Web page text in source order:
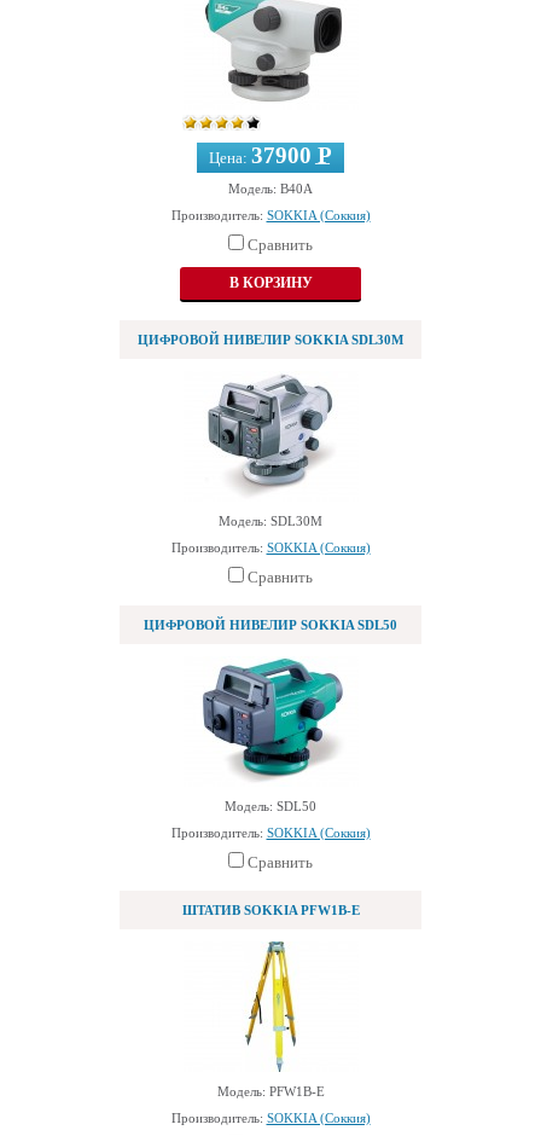
Цена: 37900 Р
—
Модель: B40A
Производитель: SOKKIA (Соккия)
Сравнить
ЦИФРОВОЙ НИВЕЛИР SOKKIA SDL30M
Модель: SDL30M
Производитель: SOKKIA (Соккия)
Сравнить
ЦИФРОВОЙ НИВЕЛИР SOKKIA SDL50
Модель: SDL50
Производитель: SOKKIA (Соккия)
Сравнить
ШТАТИВ SOKKIA PFW1B-E
Модель: PFW1B-E
Производитель: SOKKIA (Соккия)